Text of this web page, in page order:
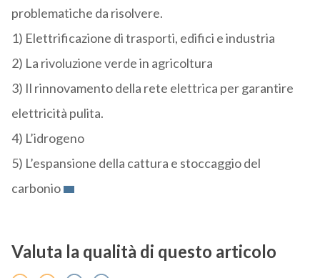
problematiche da risolvere.
1) Elettrificazione di trasporti, edifici e industria
2) La rivoluzione verde in agricoltura
3) Il rinnovamento della rete elettrica per garantire
elettricità pulita.
4) L’idrogeno
5) L’espansione della cattura e stoccaggio del
carbonio
Valuta la qualità di questo articolo